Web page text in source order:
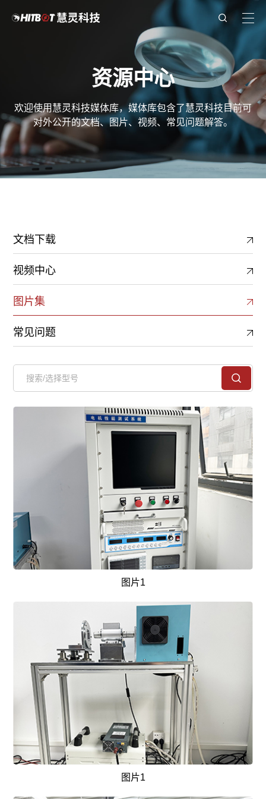
资源中心
欢迎使用慧灵科技媒体库，媒体库包含了慧灵科技目前可
对外公开的文档、图片、视频、常见问题解答。
文档下载
视频中心
图片集
常见问题
图片1
图片1